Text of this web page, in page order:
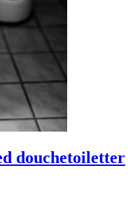
douchetoiletter